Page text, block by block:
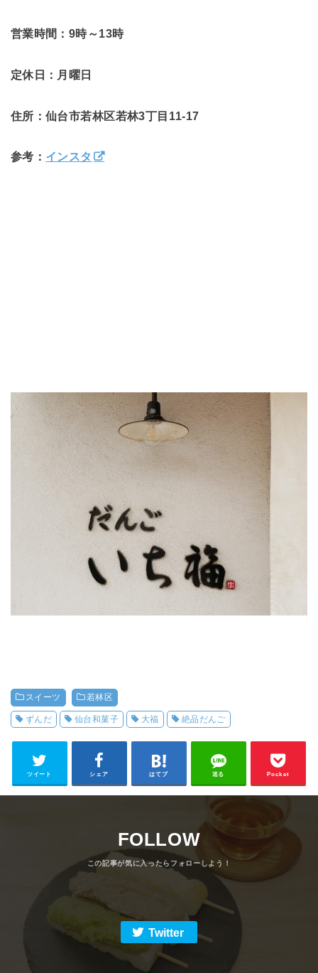
営業時間：9時～13時
定休日：月曜日
住所：仙台市若林区若林3丁目11-17
参考： インスタ
スイーツ 若林区
ずんだ 仙台和菓子 大福 絶品だんご
ツイート シェア はてブ 送る Pocket
FOLLOW
Twitter